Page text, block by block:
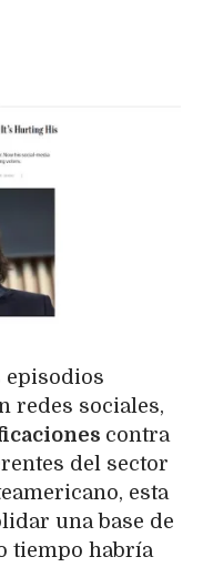
episodios
redes sociales,
contra
del sector
esta
una base de
tiempo habría